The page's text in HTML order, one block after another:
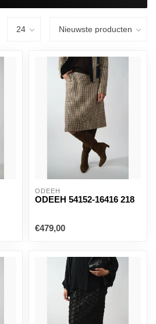
ODEEH
ODEEH 54152-16416 218
€479,00